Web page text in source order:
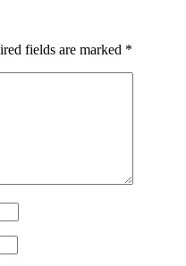
fields are marked *